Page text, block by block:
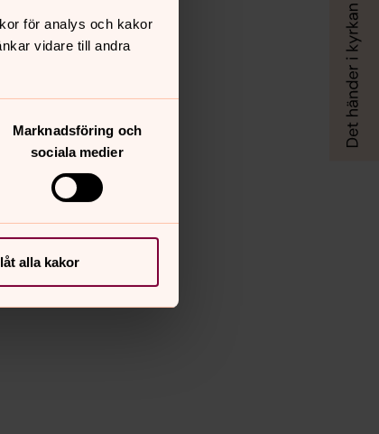
för analys och kakor
vidare till andra
Marknadsföring och
sociala medier
alla kakor